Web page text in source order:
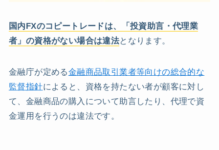
国内FXのコピートレードは、「投資助言・代理業
者」の資格がない場合は違法となります。
金融庁が定める金融商品取引業者等向けの総合的な
監督指針によると、資格を持たない者が顧客に対し
て、金融商品の購入について助言したり、代理で資
金運用を行うのは違法です。